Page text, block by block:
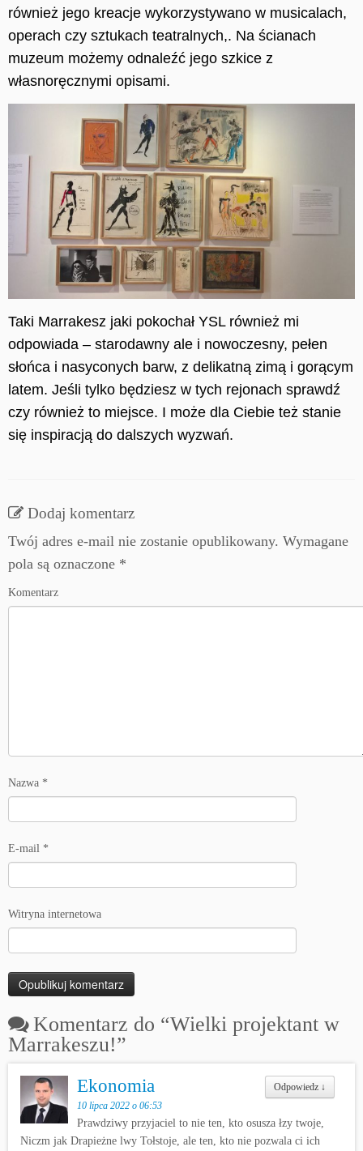
również jego kreacje wykorzystywano w musicalach,
operach czy sztukach teatralnych,. Na ścianach
muzeum możemy odnaleźć jego szkice z
własnoręcznymi opisami.
Taki Marrakesz jaki pokochał YSL również mi
odpowiada – starodawny ale i nowoczesny, pełen
słońca i nasyconych barw, z delikatną zimą i gorącym
latem. Jeśli tylko będziesz w tych rejonach sprawdź
czy również to miejsce. I może dla Ciebie też stanie
się inspiracją do dalszych wyzwań.
Dodaj komentarz
Twój adres e-mail nie zostanie opublikowany. Wymagane
pola są oznaczone *
Komentarz
Nazwa *
E-mail *
Witryna internetowa
Komentarz do “Wielki projektant w
Marrakeszu!”
Odpowiedz ↓
Ekonomia
10 lipca 2022 o 06:53
Prawdziwy przyjaciel to nie ten, kto osusza łzy twoje,
Niczm jak Drapieżne lwy Tołstoje, ale ten, kto nie pozwala ci ich